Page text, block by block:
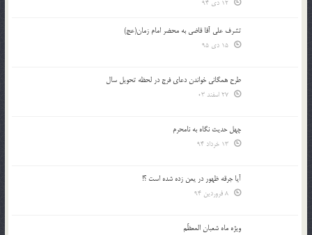
تشرف علي آقا قاضي به محضر امام زمان(عج)
طرح همگانی خواندن دعای فرج در لحظه تحویل سال
چهل حدیث نگاه به نامحرم
آیا جرقه ظهور در یمن زده شده است ؟!
ویژه ماه شعبان المعظّم